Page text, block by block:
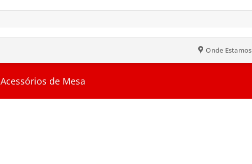
Onde Estamos
Acessórios de Mesa